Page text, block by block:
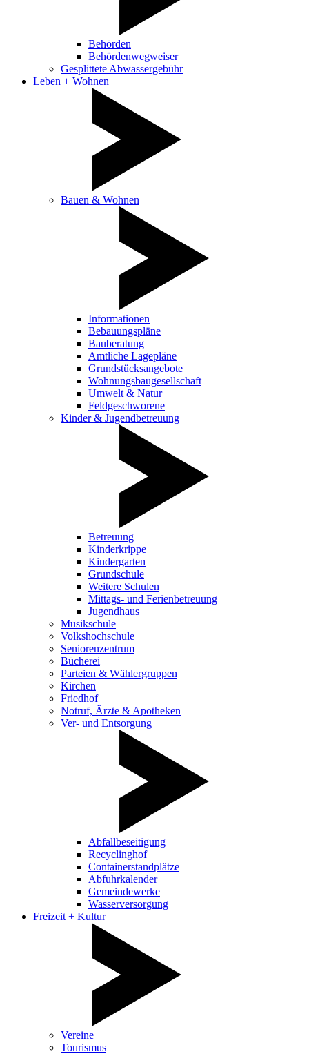
Behörden
Behördenwegweiser
Gesplittete Abwassergebühr
Leben + Wohnen
Bauen & Wohnen
Informationen
Bebauungspläne
Bauberatung
Amtliche Lagepläne
Grundstücksangebote
Wohnungsbaugesellschaft
Umwelt & Natur
Feldgeschworene
Kinder & Jugendbetreuung
Betreuung
Kinderkrippe
Kindergarten
Grundschule
Weitere Schulen
Mittags- und Ferienbetreuung
Jugendhaus
Musikschule
Volkshochschule
Seniorenzentrum
Bücherei
Parteien & Wählergruppen
Kirchen
Friedhof
Notruf, Ärzte & Apotheken
Ver- und Entsorgung
Abfallbeseitigung
Recyclinghof
Containerstandplätze
Abfuhrkalender
Gemeindewerke
Wasserversorgung
Freizeit + Kultur
Vereine
Tourismus